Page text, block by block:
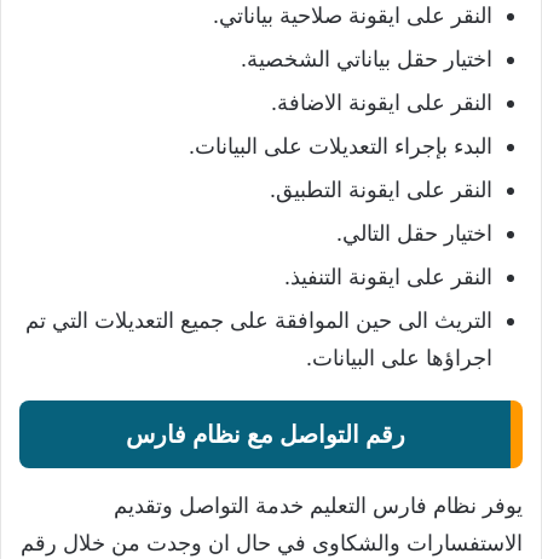
النقر على ايقونة صلاحية بياناتي.
اختيار حقل بياناتي الشخصية.
النقر على ايقونة الاضافة.
البدء بإجراء التعديلات على البيانات.
النقر على ايقونة التطبيق.
اختيار حقل التالي.
النقر على ايقونة التنفيذ.
التريث الى حين الموافقة على جميع التعديلات التي تم
اجراؤها على البيانات.
رقم التواصل مع نظام فارس
يوفر نظام فارس التعليم خدمة التواصل وتقديم
الاستفسارات والشكاوى في حال ان وجدت من خلال رقم